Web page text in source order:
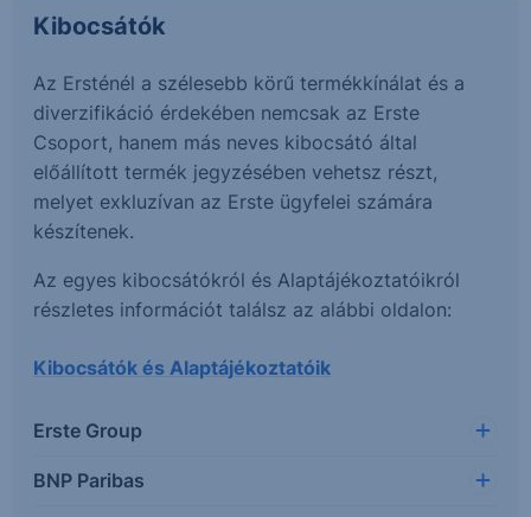
Kibocsátók
Az Ersténél a szélesebb körű termékkínálat és a
diverzifikáció érdekében nemcsak az Erste
Csoport, hanem más neves kibocsátó által
előállított termék jegyzésében vehetsz részt,
melyet exkluzívan az Erste ügyfelei számára
készítenek.
Az egyes kibocsátókról és Alaptájékoztatóikról
részletes információt találsz az alábbi oldalon:
Kibocsátók és Alaptájékoztatóik
Erste Group
BNP Paribas